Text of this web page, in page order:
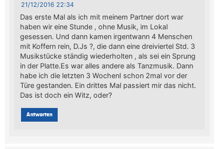
21/12/2016 22:34
Das erste Mal als ich mit meinem Partner dort war
haben wir eine Stunde , ohne Musik, im Lokal
gesessen. Und dann kamen irgentwann 4 Menschen
mit Koffern rein, D.Js ?, die dann eine dreiviertel Std. 3
Musikstücke ständig wiederholten , als sei ein Sprung
in der Platte.Es war alles andere als Tanzmusik. Dann
habe ich die letzten 3 WochenI schon 2mal vor der
Türe gestanden. Ein drittes Mal passiert mir das nicht.
Das ist doch ein Witz, oder?
Antworten